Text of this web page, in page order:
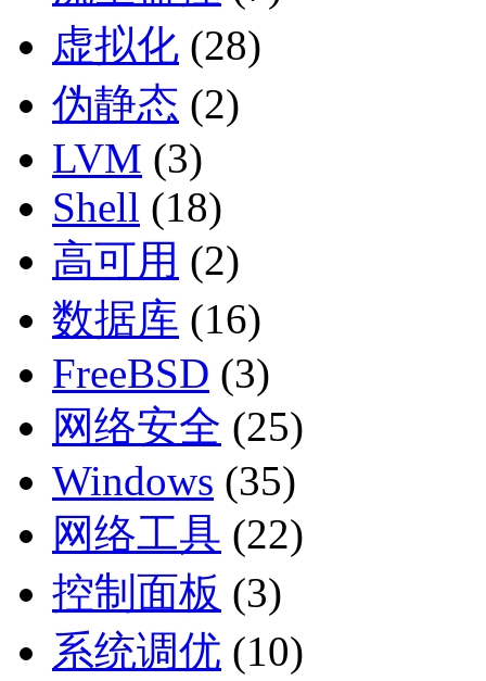
虚拟化 (28)
伪静态 (2)
LVM (3)
Shell (18)
高可用 (2)
数据库 (16)
FreeBSD (3)
网络安全 (25)
Windows (35)
网络工具 (22)
控制面板 (3)
系统调优 (10)